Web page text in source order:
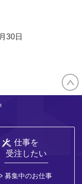
30日
仕事を
受注したい
募集中のお仕事